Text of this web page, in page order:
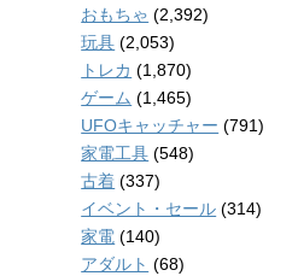
おもちゃ (2,392)
玩具 (2,053)
トレカ (1,870)
ゲーム (1,465)
UFOキャッチャー (791)
家電工具 (548)
古着 (337)
イベント・セール (314)
家電 (140)
アダルト (68)